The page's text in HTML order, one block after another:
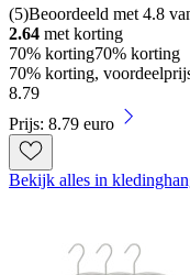
(5)Beoordeeld met 4.8
2.64 met korting
70% korting70% korting
70% korting,
8.79
Prijs: 8.79 euro
Bekijk alles in